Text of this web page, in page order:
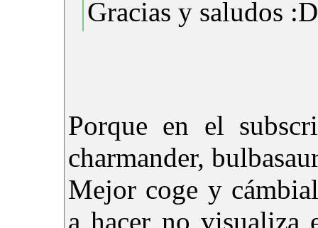
Gracias y saludos :D
Porque en el
charmander,
Mejor coge y
a hacer no visualiza